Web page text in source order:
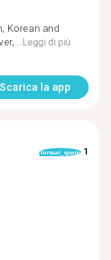
Korean and
Leggi di più
Scarica la app
format_quote 1